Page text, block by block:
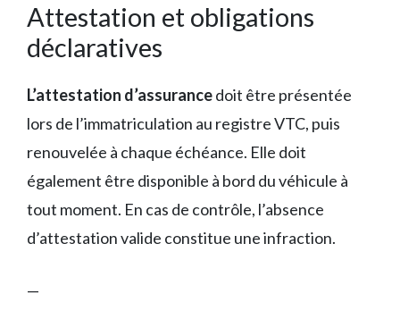
Attestation et obligations
déclaratives
L’attestation d’assurancedoit être présentée
lors de l’immatriculation au registre VTC, puis
renouvelée à chaque échéance. Elle doit
également être disponible à bord du véhicule à
tout moment. En cas de contrôle, l’absence
d’attestation valide constitue une infraction.
—